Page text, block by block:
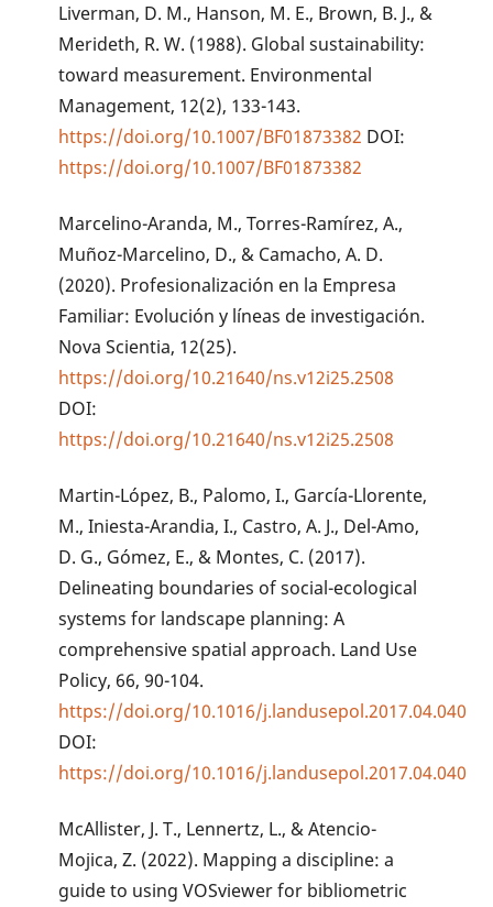
Liverman, D. M., Hanson, M. E., Brown, B. J., &
Merideth, R. W. (1988). Global sustainability:
toward measurement. Environmental
Management, 12(2), 133-143.
https://doi.org/10.1007/BF01873382 DOI:
https://doi.org/10.1007/BF01873382
Marcelino-Aranda, M., Torres-Ramírez, A.,
Muñoz-Marcelino, D., & Camacho, A. D.
(2020). Profesionalización en la Empresa
Familiar: Evolución y líneas de investigación.
Nova Scientia, 12(25).
https://doi.org/10.21640/ns.v12i25.2508
DOI:
https://doi.org/10.21640/ns.v12i25.2508
Martin-López, B., Palomo, I., García-Llorente,
M., Iniesta-Arandia, I., Castro, A. J., Del-Amo,
D. G., Gómez, E., & Montes, C. (2017).
Delineating boundaries of social-ecological
systems for landscape planning: A
comprehensive spatial approach. Land Use
Policy, 66, 90-104.
https://doi.org/10.1016/j.landusepol.2017.04.040
DOI:
https://doi.org/10.1016/j.landusepol.2017.04.040
McAllister, J. T., Lennertz, L., & Atencio-
Mojica, Z. (2022). Mapping a discipline: a
guide to using VOSviewer for bibliometric